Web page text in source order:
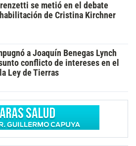
se metió en el debate
de Cristina Kirchner
a Joaquín Benegas Lynch
conflicto de intereses en el
Ley de Tierras